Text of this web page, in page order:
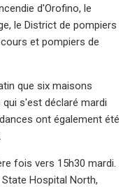
d'Orofino, le
le District de pompiers
et pompiers de
que six maisons
s'est déclaré mardi
ont également été
fois vers 15h30 mardi.
Hospital North,